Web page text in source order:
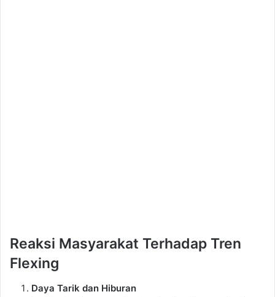
Reaksi Masyarakat Terhadap Tren
Flexing
Daya Tarik dan Hiburan